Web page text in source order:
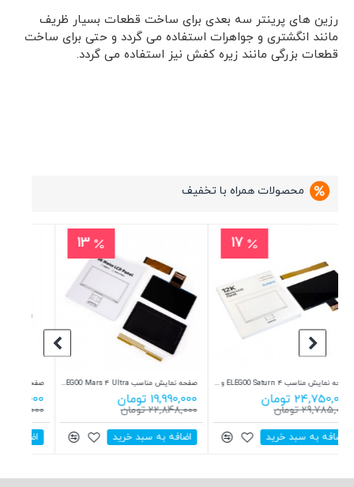
رزین های پرینتر سه بعدی برای ساخت قطعات بسیار ظریف
مانند انگشتری و جواهرات استفاده می گردد و حتی برای ساخت
قطعات بزرگی مانند زیره کفش نیز استفاده می گردد.
محصولات همراه با تخفیف
صفحه نمایش مناسب ELEGOO Mars 4 Ultra
19,990,000 تومان
22,848,000 تومان
اضافه به سبد خرید
صفحه چاپ پرینتر سه بعدی Phrozen Sonic Mighty 8K
17,712,000 تومان
19,990,000 تومان
اضافه به سبد خرید